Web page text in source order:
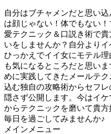
自分はブチャメンだと思い
は顔じゃない！体でもない
愛テクニック＆口説き術で
いをしませんか？自分より
ひっかえでイイ女にモテル
も気になるところだと思い
めに実践してきたメールテ
込む独自の攻略術からセフ
隠さず公開します。今はイ
からテクニックを磨いて貴
毎日を過ごしてみませんか♪
メインメニュー